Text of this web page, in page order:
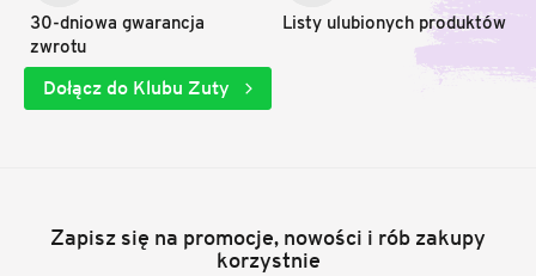
30-dniowa gwarancja
zwrotu
Listy ulubionych produktów
Dołącz do Klubu Zuty
Zapisz się na promocje, nowości i rób zakupy
korzystnie